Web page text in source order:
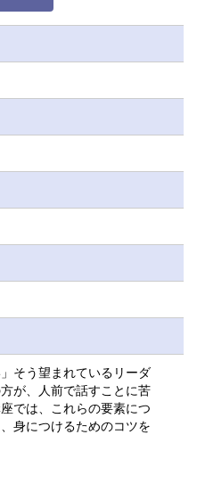
そう望まれているリーダ
が、人前で話すことに苦
では、これらの要素につ
身につけるためのコツを